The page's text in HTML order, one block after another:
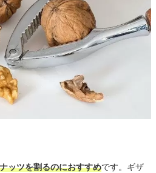
ッツを割るのにおすすめです。ギザ